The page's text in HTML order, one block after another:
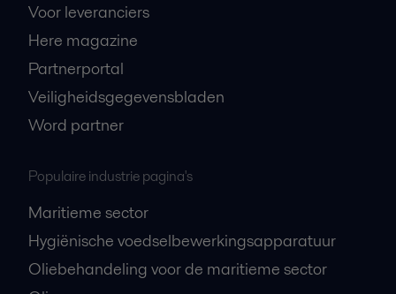
Voor leveranciers
Here magazine
Partnerportal
Veiligheidsgegevensbladen
Word partner
Populaire industrie pagina's
Maritieme sector
Hygiënische voedselbewerkingsapparatuur
Oliebehandeling voor de maritieme sector